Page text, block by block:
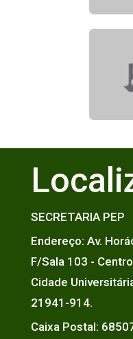
SECRETARIA PEP
Endereço: Av.
F/Sala 103 -
Cidade
21941-914.
Caixa Postal: